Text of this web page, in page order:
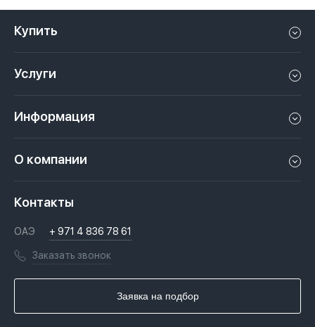
Купить
Апартаменты в Дубае
Пентхаус в Дубае
Услуги
Сдать недвижимость в Дубае, ОАЭ
Недвижимость за криптовалюту в Дубае
Переезд в Дубай, ОАЭ
Гражданство ОАЭ
Информация
Законы
Вопросы и ответы
Книги
Инфографика
О компании
Лицензии
Агентство недвижимости
Контакты
ОАЭ + 971 4 836 78 61
Заказать звонок
Заявка на подбор